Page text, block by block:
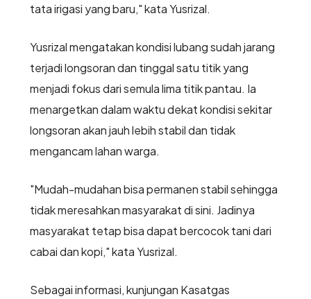
tata irigasi yang baru," kata Yusrizal.
Yusrizal mengatakan kondisi lubang sudah jarang
terjadi longsoran dan tinggal satu titik yang
menjadi fokus dari semula lima titik pantau. Ia
menargetkan dalam waktu dekat kondisi sekitar
longsoran akan jauh lebih stabil dan tidak
mengancam lahan warga.
"Mudah-mudahan bisa permanen stabil sehingga
tidak meresahkan masyarakat di sini. Jadinya
masyarakat tetap bisa dapat bercocok tani dari
cabai dan kopi," kata Yusrizal.
Sebagai informasi, kunjungan Kasatgas